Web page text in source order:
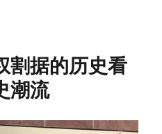
割据的历史看
潮流